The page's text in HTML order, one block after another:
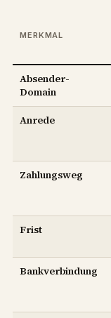
MERKMAL
Absender-
Domain
Anrede
Zahlungsweg
Frist
Bankverbindung